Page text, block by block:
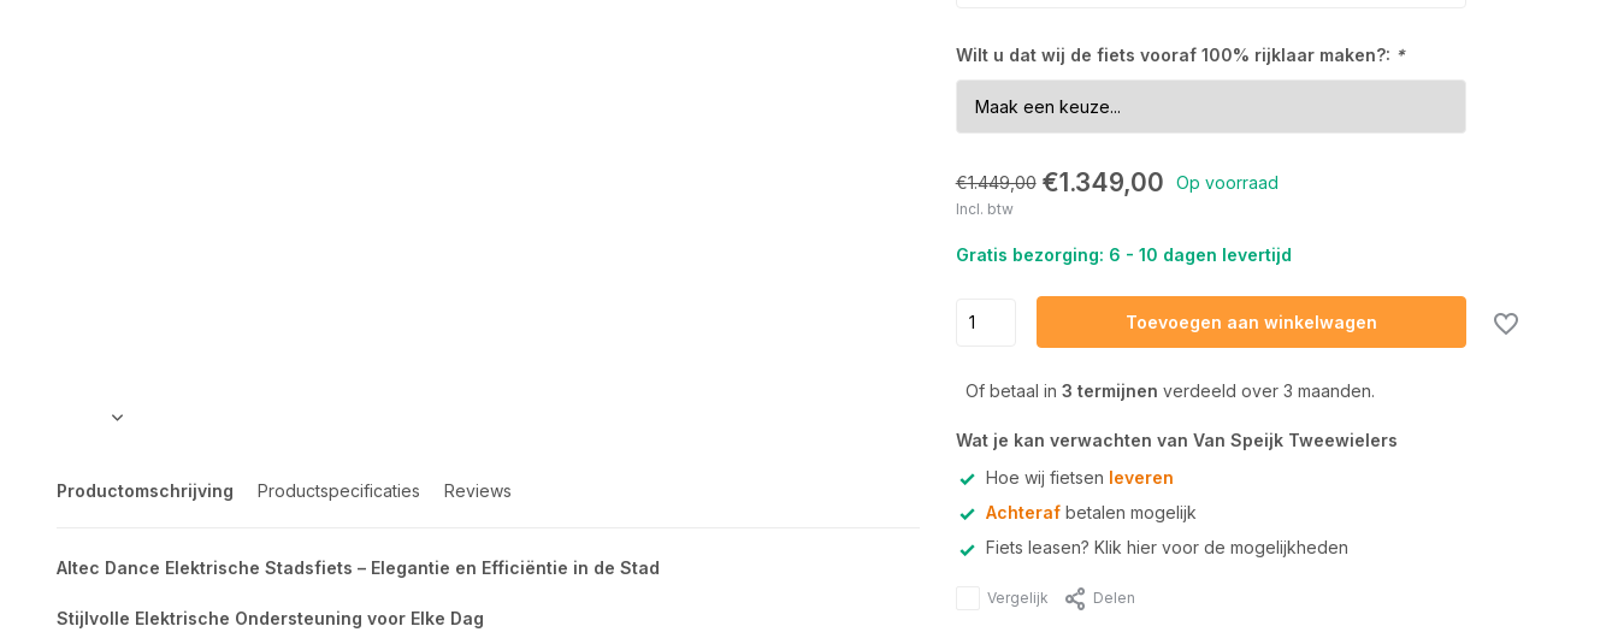
Productomschrijving Productspecificaties Reviews
Altec Dance Elektrische Stadsfiets – Elegantie en Efficiëntie in de Stad
Stijlvolle Elektrische Ondersteuning voor Elke Dag
Wilt u dat wij de fiets vooraf 100% rijklaar maken?: *
€1.449,00 €1.349,00 Op voorraad
Incl. btw
Gratis bezorging: 6 - 10 dagen levertijd
Toevoegen aan winkelwagen
Of betaal in 3 termijnen verdeeld over 3 maanden.
Wat je kan verwachten van Van Speijk Tweewielers
Hoe wij fietsen leveren
Achterafbetalen mogelijk
Fiets leasen? Klik hier voor de mogelijkheden
Vergelijk Delen